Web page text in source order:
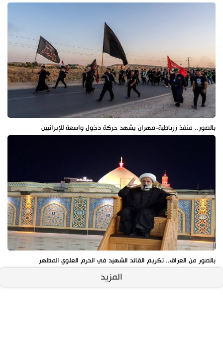
بالصور.. منفذ زرباطية-مهران يشهد حركة دخول واسعة للإيرانيين
بالصور من العراق.. تكريم القائد الشهيد في الحرم العلوي المطهر
المزيد